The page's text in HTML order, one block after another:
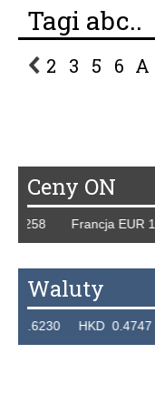
Tagi abc..
2 3 5 6 A
Ceny ON
Francja EUR 1,468
Waluty
HKD 0.4747